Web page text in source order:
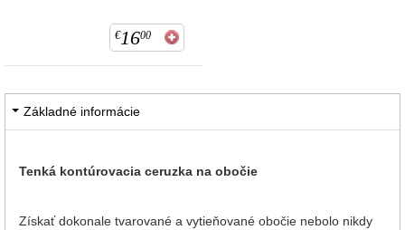
€1600
Základné informácie
Tenká kontúrovacia ceruzka na obočie
Získať dokonale tvarované a vytieňované obočie nebolo nikdy